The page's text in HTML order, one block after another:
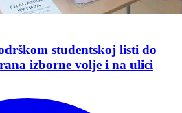
studentskoj listi do
izborne volje i na ulici